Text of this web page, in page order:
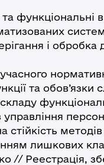
та
і обробка
та
управління
стійкість
лишкових
Реестрація,